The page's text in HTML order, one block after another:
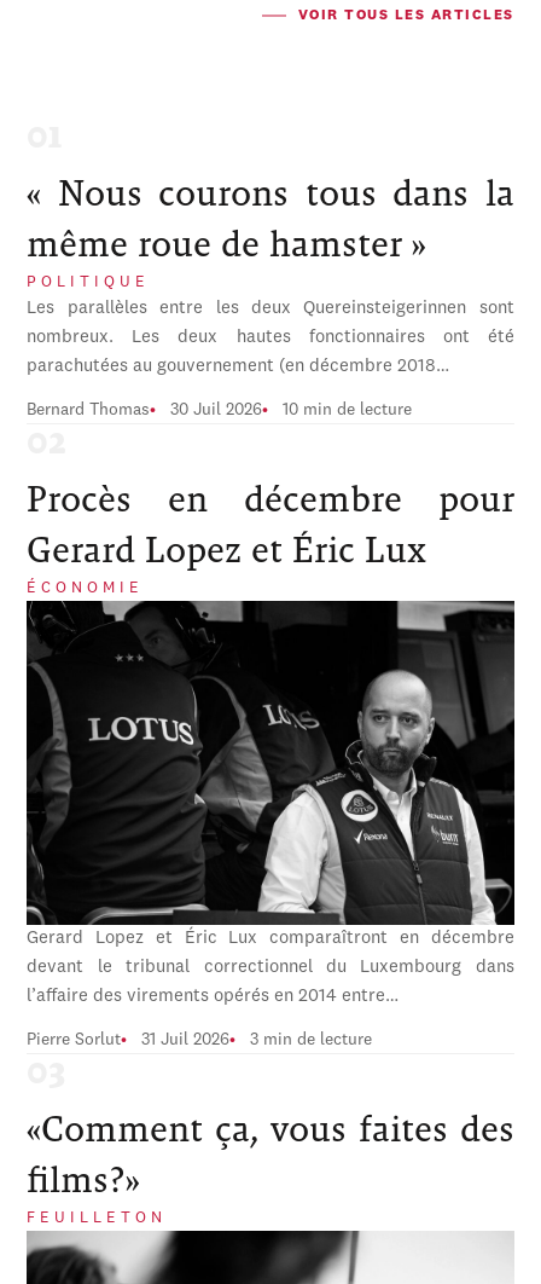
VOIR TOUS LES ARTICLES
« Nous courons tous dans la
même roue de hamster »
POLITIQUE
Les parallèles entre les deux Quereinsteigerinnen sont
nombreux. Les deux hautes fonctionnaires ont été
parachutées au gouvernement (en décembre 2018…
Bernard Thomas 30 Juil 2026 10 min de lecture
Procès en décembre pour
Gerard Lopez et Éric Lux
ÉCONOMIE
Gerard Lopez et Éric Lux comparaîtront en décembre
devant le tribunal correctionnel du Luxembourg dans
l’affaire des virements opérés en 2014 entre…
Pierre Sorlut 31 Juil 2026 3 min de lecture
«Comment ça, vous faites des
films?»
FEUILLETON